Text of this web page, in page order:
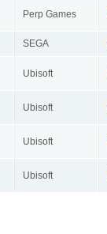
Perp Games
SEGA
Ubisoft
Ubisoft
Ubisoft
Ubisoft